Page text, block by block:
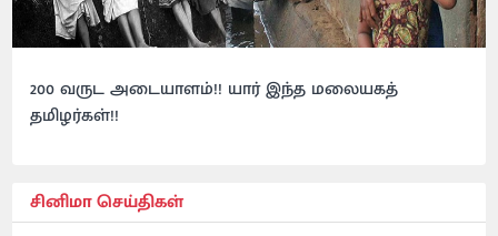
200 வருட அடையாளம்!! யார் இந்த மலையகத்
தமிழர்கள்!!
சினிமா செய்திகள்